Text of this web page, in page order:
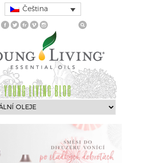
Čeština
YOUNG LIVING BLOG